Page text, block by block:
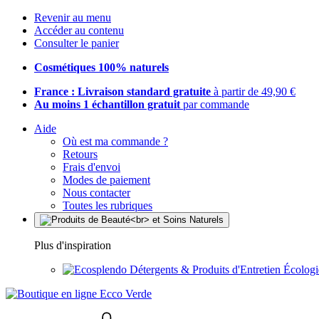
Revenir au menu
Accéder au contenu
Consulter le panier
Cosmétiques 100% naturels
France : Livraison standard gratuite à partir de 49,90 €
Au moins 1 échantillon gratuit par commande
Aide
Où est ma commande ?
Retours
Frais d'envoi
Modes de paiement
Nous contacter
Toutes les rubriques
Plus d'inspiration
Détergents & Produits d'Entretien